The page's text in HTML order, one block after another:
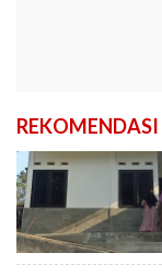
REKOMENDASI